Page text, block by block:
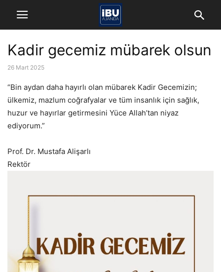
Kadir gecemiz mübarek olsun
26 Mart 2025
“Bin aydan daha hayırlı olan mübarek Kadir Gecemizin;
ülkemiz, mazlum coğrafyalar ve tüm insanlık için sağlık,
huzur ve hayırlar getirmesini Yüce Allah’tan niyaz
ediyorum.”
Prof. Dr. Mustafa Alişarlı
Rektör